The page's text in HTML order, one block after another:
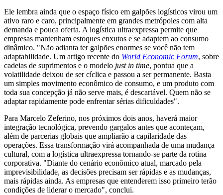
Ele lembra ainda que o espaço físico em galpões logísticos virou um
ativo raro e caro, principalmente em grandes metrópoles com alta
demanda e pouca oferta. A logística ultraexpressa permite que
empresas mantenham estoques enxutos e se adaptem ao consumo
dinâmico. "Não adianta ter galpões enormes se você não tem
adaptabilidade. Um artigo recente do World Economic Forum, sobre
cadeias de suprimentos e o modelo just in time, pontua que a
volatilidade deixou de ser cíclica e passou a ser permanente. Basta
um simples movimento econômico de consumo, e um produto com
toda sua concepção já não serve mais, é descartável. Quem não se
adaptar rapidamente pode enfrentar sérias dificuldades".
Para Marcelo Zeferino, nos próximos dois anos, haverá maior
integração tecnológica, prevendo gargalos antes que aconteçam,
além de parcerias globais que ampliarão a capilaridade das
operações. Essa transformação virá acompanhada de uma mudança
cultural, com a logística ultraexpressa tornando-se parte da rotina
corporativa. "Diante do cenário econômico atual, marcado pela
imprevisibilidade, as decisões precisam ser rápidas e as mudanças,
mais rápidas ainda. As empresas que entenderem isso primeiro terão
condições de liderar o mercado", conclui.